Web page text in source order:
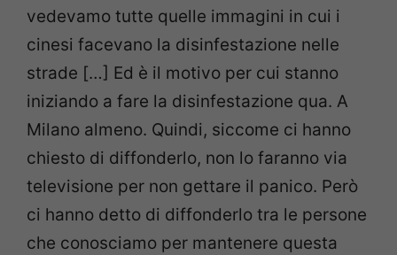
vedevamo tutte quelle immagini in cui i
cinesi facevano la disinfestazione nelle
strade […] Ed è il motivo per cui stanno
iniziando a fare la disinfestazione qua. A
Milano almeno. Quindi, siccome ci hanno
chiesto di diffonderlo, non lo faranno via
televisione per non gettare il panico. Però
ci hanno detto di diffonderlo tra le persone
che conosciamo per mantenere questa